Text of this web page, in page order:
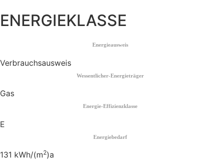
ENERGIEKLASSE
Energieausweis
Verbrauchsausweis
Wessentlicher-Energieträger
Gas
Energie-Effizienzklasse
E
Energiebedarf
131 kWh/(m2)a